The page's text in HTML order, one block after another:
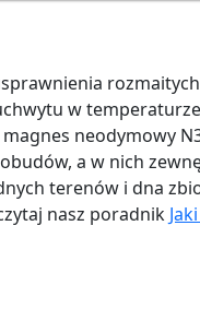
w
neodymowy
a w nich
terenów i dna
nasz poradnik